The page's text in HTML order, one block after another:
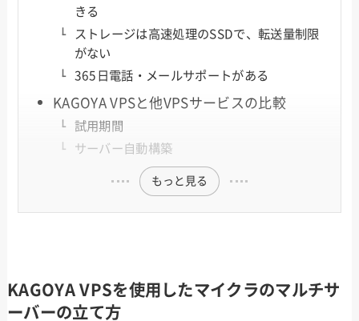
きる
ストレージは高速処理のSSDで、転送量制限
がない
365日電話・メールサポートがある
KAGOYA VPSと他VPSサービスの比較
試用期間
サーバー自動構築
もっと見る
KAGOYA VPSを使用したマイクラのマルチサ
ーバーの立て方